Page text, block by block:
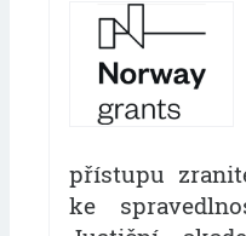
přístupu
ke